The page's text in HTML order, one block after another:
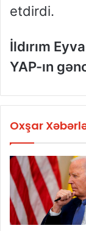
etdirdi.
İldırım
YAP-ın
Oxşar